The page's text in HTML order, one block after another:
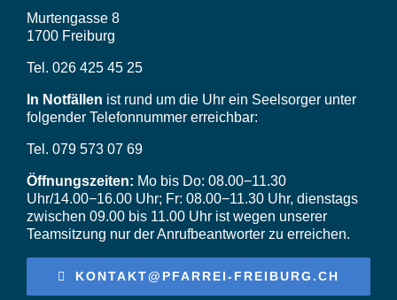
Murtengasse 8
1700 Freiburg
Tel. 026 425 45 25
In Notfällen ist rund um die Uhr ein Seelsorger unter
folgender Telefonnummer erreichbar:
Tel. 079 573 07 69
Öffnungszeiten: Mo bis Do: 08.00−11.30
Uhr/14.00−16.00 Uhr; Fr: 08.00−11.30 Uhr, dienstags
zwischen 09.00 bis 11.00 Uhr ist wegen unserer
Teamsitzung nur der Anrufbeantworter zu erreichen.
KONTAKT@PFARREI-FREIBURG.CH